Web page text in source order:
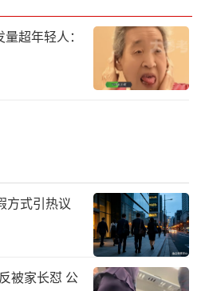
超年轻人：
方式引热议
被家长怼 公